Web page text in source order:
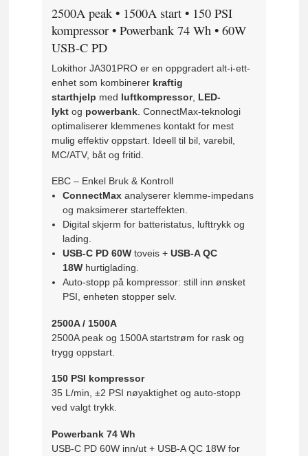
2500A peak • 1500A start • 150 PSI
kompressor • Powerbank 74 Wh • 60W
USB-C PD
Lokithor JA301PRO er en oppgradert alt-i-ett-
enhet som kombinerer kraftig
starthjelp med luftkompressor, LED-
lykt og powerbank . ConnectMax-teknologi
optimaliserer klemmenes kontakt for mest
mulig effektiv oppstart. Ideell til bil, varebil,
MC/ATV, båt og fritid.
EBC – Enkel Bruk & Kontroll
ConnectMax analyserer klemme-impedans
og maksimerer starteffekten.
Digital skjerm for batteristatus, lufttrykk og
lading.
USB-C PD 60W toveis + USB-A QC
18W hurtiglading.
Auto-stopp på kompressor: still inn ønsket
PSI, enheten stopper selv.
2500A / 1500A
2500A peak og 1500A startstrøm for rask og
trygg oppstart.
150 PSI kompressor
35 L/min, ±2 PSI nøyaktighet og auto-stopp
ved valgt trykk.
Powerbank 74 Wh
USB-C PD 60W inn/ut + USB-A QC 18W for